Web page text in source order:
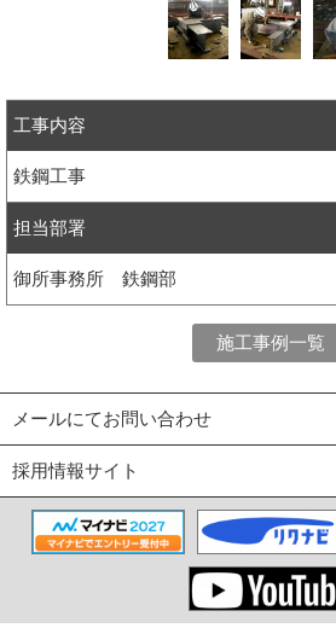
工事内容
鉄鋼工事
担当部署
御所事務所 鉄鋼部
施工事例一覧
メールにてお問い合わせ
採用情報サイト